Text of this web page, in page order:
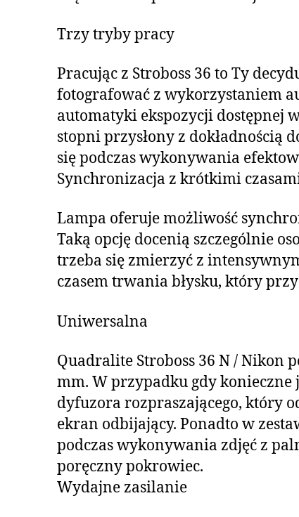
Trzy tryby pracy
Pracując z Stroboss 36 to Ty
fotografować z wykorzystaniem
automatyki ekspozycji dostępnej
stopni przysłony z dokładnością
się podczas wykonywania
Synchronizacja z krótkimi
Lampa oferuje możliwość
Taką opcję docenią szczególnie
trzeba się zmierzyć z
czasem trwania błysku, który
Uniwersalna
Quadralite Stroboss 36 N / Nikon
mm. W przypadku gdy konieczne
dyfuzora rozpraszającego, który
ekran odbijający. Ponadto w
podczas wykonywania zdjęć z
poręczny pokrowiec.
Wydajne zasilanie